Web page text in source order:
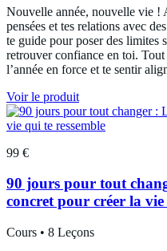
Nouvelle année, nouvelle vie !
pensées et tes relations avec
te guide pour poser des limites
retrouver confiance en toi.
l’année en force et te sentir
Voir le produit
99 €
90 jours pour tout
concret pour créer la vie
Cours • 8 Leçons